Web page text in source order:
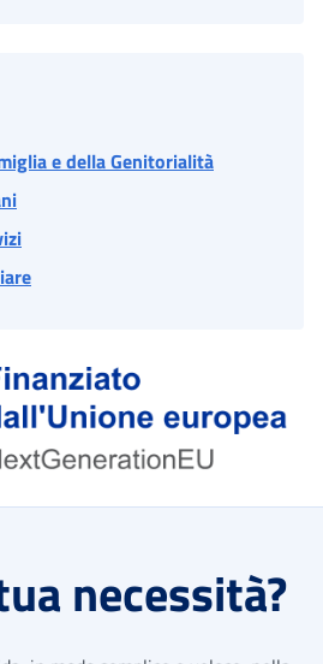
e della Genitorialità
necessità?